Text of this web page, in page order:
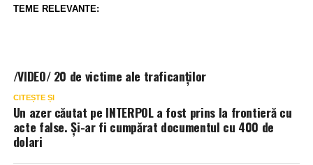
TEME RELEVANTE:
/VIDEO/ 20 de victime ale traficanților
CITEȘTE ȘI
Un azer căutat pe INTERPOL a fost prins la frontieră cu
acte false. Și-ar fi cumpărat documentul cu 400 de
dolari